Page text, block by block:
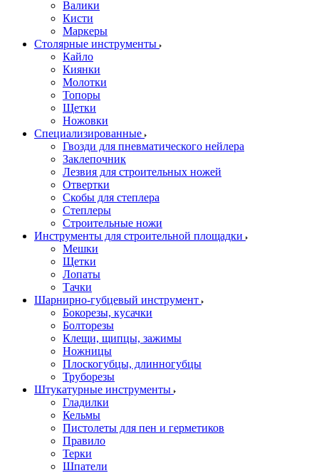
Валики
Кисти
Маркеры
Столярные инструменты
Кайло
Киянки
Молотки
Топоры
Щетки
Ножовки
Специализированные
Гвозди для пневматического нейлера
Заклепочник
Лезвия для строительных ножей
Отвертки
Скобы для степлера
Степлеры
Строительные ножи
Инструменты для строительной площадки
Мешки
Щетки
Лопаты
Тачки
Шарнирно-губцевый инструмент
Бокорезы, кусачки
Болторезы
Клещи, щипцы, зажимы
Ножницы
Плоскогубцы, длинногубцы
Труборезы
Штукатурные инструменты
Гладилки
Кельмы
Пистолеты для пен и герметиков
Правило
Терки
Шпатели